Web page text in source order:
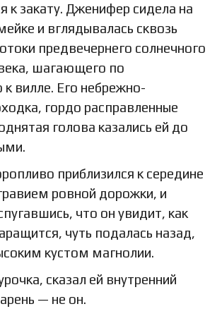
к закату. Дженифер сидела на
и вглядывалась сквозь
предвечернего солнечного
шагающего по
вилле. Его небрежно-
гордо расправленные
голова казались ей до
приблизился к середине
ровной дорожки, и
что он увидит, как
чуть подалась назад,
кустом магнолии.
сказал ей внутренний
— не он.